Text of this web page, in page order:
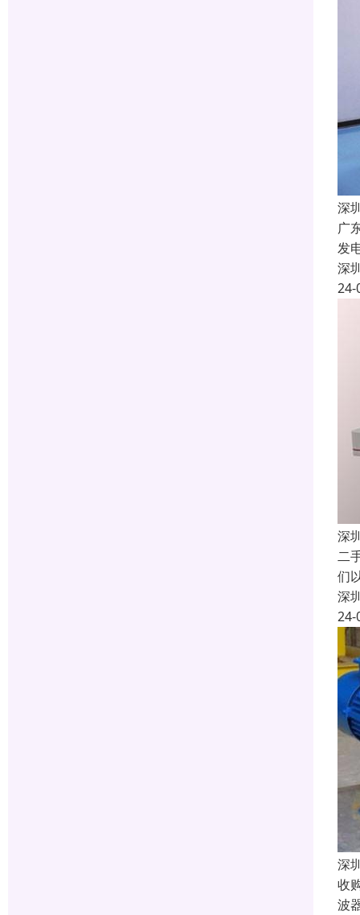
深
广
发
深
24-
深
二
们
深
24-
深
收
波